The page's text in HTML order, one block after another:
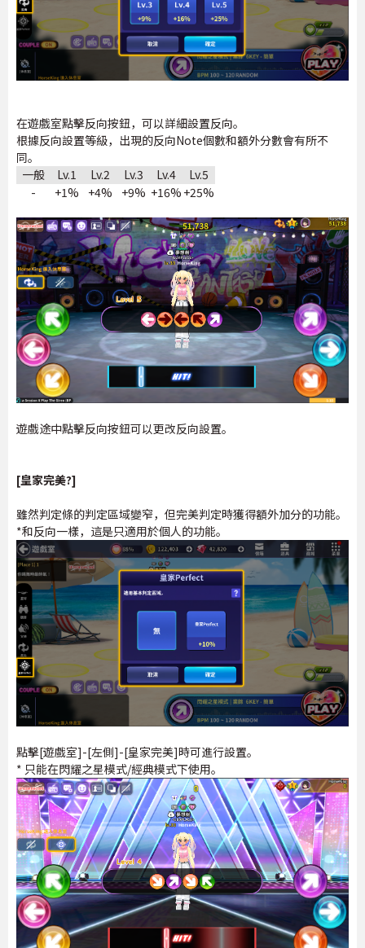
在遊戲室點擊反向按鈕，可以詳細設置反向。
根據反向設置等級，出現的反向Note個數和額外分數會有所不
同。
一般
Lv.1 Lv.2 Lv.3 Lv.4
Lv.5
-
+1% +4% +9% +16% +25%
遊戲途中點擊反向按鈕可以更改反向設置。
[皇家完美?]
雖然判定條的判定區域變窄，但完美判定時獲得額外加分的功能。
*和反向一樣，這是只適用於個人的功能。
點擊[遊戲室]-[左側]-[皇家完美]時可進行設置。
* 只能在閃耀之星模式/經典模式下使用。